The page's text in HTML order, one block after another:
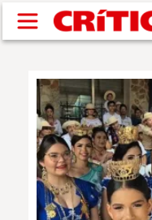
Pasar al contenido
SUCESOS
NACIONAL
POLÍTICA